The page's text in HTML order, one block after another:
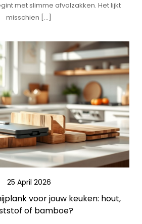
met slimme afvalzakken. Het lijkt
misschien […]
25 April 2026
voor jouw keuken: hout,
of bamboe?